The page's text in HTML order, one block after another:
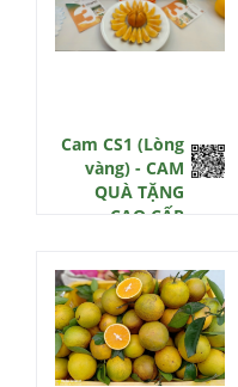
Cam CS1 (Lòng
vàng) - CAM
QUÀ TẶNG
CAO CẤP
Liên hệ
0 đ